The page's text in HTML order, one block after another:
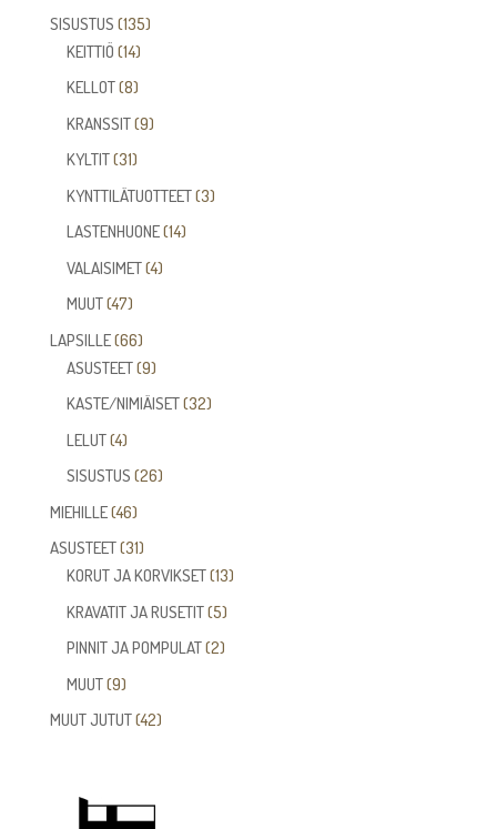
tuotetta
SISUSTUS 135135
KEITTIÖ 1414
tuotetta
KELLOT 88
tuotetta
KRANSSIT 99
KYLTIT 3131
tuotetta
KYNTTILÄTUOTTEET 33
LASTENHUONE 1414
VALAISIMET 44
MUUT 4747
tuotetta
LAPSILLE 6666
tuotetta
ASUSTEET 99
tuotetta
KASTE/NIMIÄISET 3232
LELUT 44
tuotetta
SISUSTUS 2626
MIEHILLE 4646
tuotetta
ASUSTEET 3131
tuotetta
KORUT JA KORVIKSET 1313
KRAVATIT JA RUSETIT 55
tuotetta
PINNIT JA POMPULAT 22
MUUT 99
tuotetta
MUUT JUTUT 4242